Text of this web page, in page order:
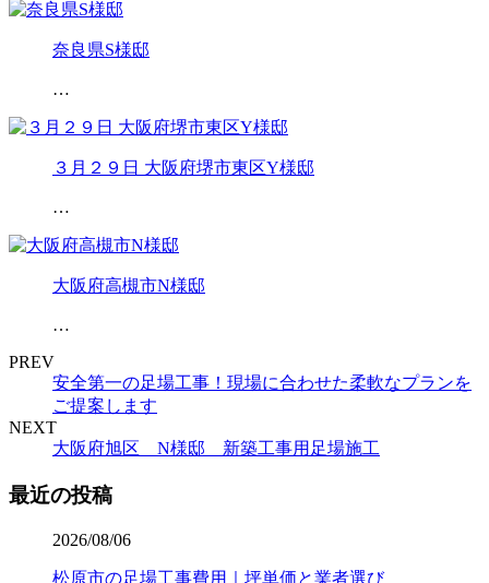
奈良県S様邸
…
３月２９日 大阪府堺市東区Y様邸
…
大阪府高槻市N様邸
…
PREV
安全第一の足場工事！現場に合わせた柔軟なプランを
ご提案します
NEXT
大阪府旭区 N様邸 新築工事用足場施工
最近の投稿
2026/08/06
松原市の足場工事費用｜坪単価と業者選び